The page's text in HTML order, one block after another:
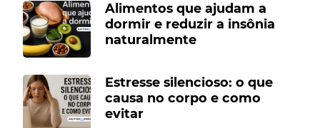
Alimentos que ajudam a
dormir e reduzir a insônia
naturalmente
Estresse silencioso: o que
causa no corpo e como
evitar